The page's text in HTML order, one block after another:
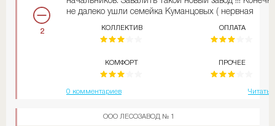
2
не далеко ушли семейка Куманцовых ( нервная
производстве разбирается) Вообщем на территории
завода было очень много хороших мастеров и
Одно ничего не могу сказать про Яранского - хоть
то здраво смыслит. Зарплатаой ЧЕРНОЙ рулят как
хотят - хотят урежут, а хотят - прибавят ( конечно
замечательный - поменять бы руководство и
КОЛЛЕКТИВ
КОМФОРТ
ОПЛАТА
ПРОЧЕЕ
0 комментариев Читать
ООО ЛЕСОЗАВОД № 1